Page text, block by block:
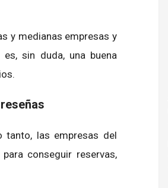
y medianas empresas y
sin duda, una buena
tanto, las empresas del
conseguir reservas,